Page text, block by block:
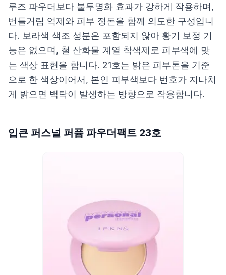
루즈 파우더보다 불투명화 효과가 강하게 작용하며,
번들거림 억제와 피부 정돈을 함께 의도한 구성입니
다. 보라색 색조 성분은 포함되지 않아 황기 보정 기
능은 없으며, 철 산화물 계열 착색제로 피부색에 맞
는 색상 표현을 합니다. 21호는 밝은 피부톤을 기준
으로 한 색상이어서, 본인 피부색보다 번호가 지나치
게 밝으면 백탁이 발생하는 방향으로 작용합니다.
입큰 퍼스널 퍼퓸 파우더팩트 23호